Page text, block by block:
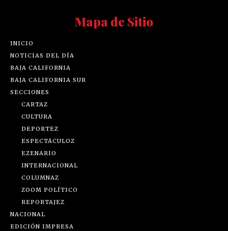
Mapa de Sitio
INICIO
NOTICIAS DEL DÍA
BAJA CALIFORNIA
BAJA CALIFORNIA SUR
SECCIONES
CARTAZ
CULTURA
DEPORTEZ
ESPECTÁCULOZ
EZENARIO
INTERNACIONAL
COLUMNAZ
ZOOM POLÍTICO
REPORTAJEZ
NACIONAL
EDICIÓN IMPRESA